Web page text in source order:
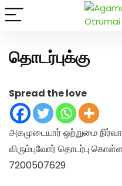
தொடர்புக்கு
Spread the love
அகமுடையார் ஒற்றுமை
விரும்புவோர் தொடர்பு
7200507629
அகமுடையார் திருமண
பெண் வீட்டாருக்கு 100%
Click Here to